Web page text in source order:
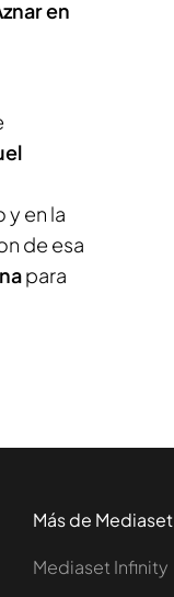
en
y en la
de esa
para
Más de Mediaset
Mediaset Infinity